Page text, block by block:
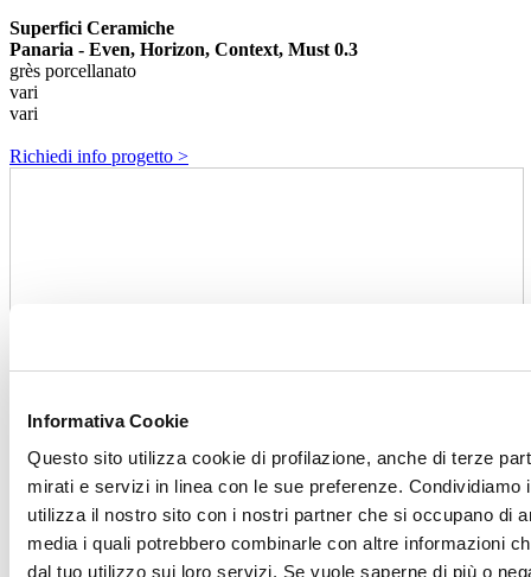
Informativa Cookie
Questo sito utilizza cookie di profilazione, anche di terze
mirati e servizi in linea con le sue preferenze.
utilizza il nostro sito con i nostri partner che si occupano di
media i quali potrebbero combinarle con altre informazioni
dal tuo utilizzo sui loro servizi. Se vuole saperne di più o
Superfici Ceramiche
Panaria - Even, Horizon, Context, Must 0.3
grès porcellanato
vari
vari
Richiedi info progetto >